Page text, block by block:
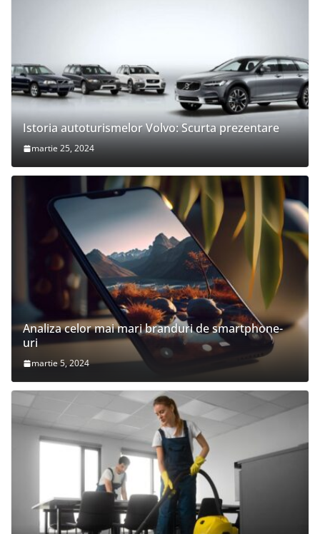
Istoria autoturismelor Volvo: Scurta prezentare
martie 25, 2024
Analiza celor mai mari branduri de smartphone-
uri
martie 5, 2024